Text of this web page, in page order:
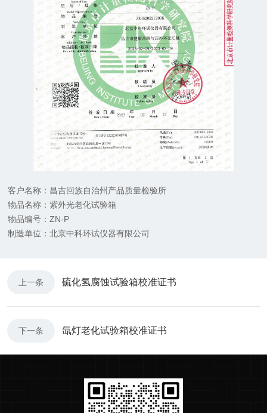
客户名称：昌吉回族自治州产品质量检验所
物品名称：紫外光老化试验箱
物品编号：ZN-P
制造单位：北京中科环试仪器有限公司
上一条 硫化氢腐蚀试验箱校准证书
下一条 氙灯老化试验箱校准证书